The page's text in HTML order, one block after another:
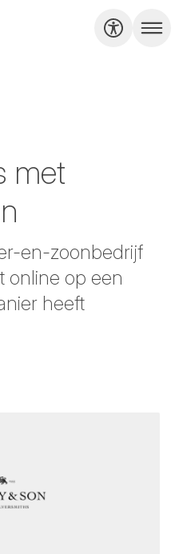
met
en-zoonbedrijf
online op een
heeft